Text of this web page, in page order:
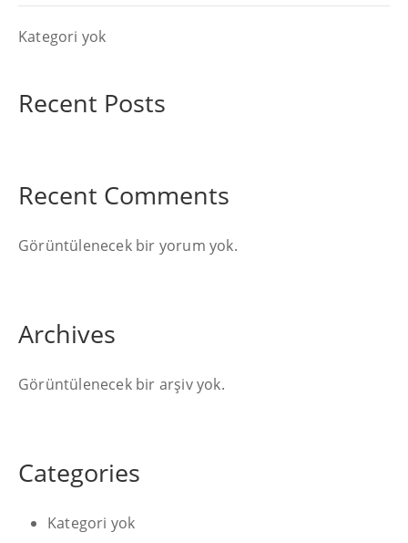
Kategori yok
Recent Posts
Recent Comments
Görüntülenecek bir yorum yok.
Archives
Görüntülenecek bir arşiv yok.
Categories
Kategori yok